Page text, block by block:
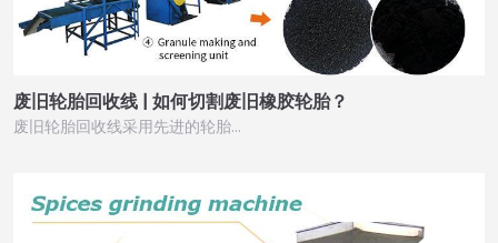
废旧轮胎回收线 | 如何切割废旧橡胶轮胎？
废旧轮胎回收线采用先进的轮胎…